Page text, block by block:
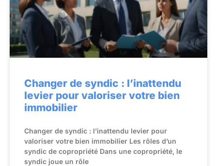
Changer de syndic : l’inattendu
levier pour valoriser votre bien
immobilier
Changer de syndic : l’inattendu levier pour
valoriser votre bien immobilier Les rôles d’un
syndic de copropriété Dans une copropriété, le
syndic joue un rôle